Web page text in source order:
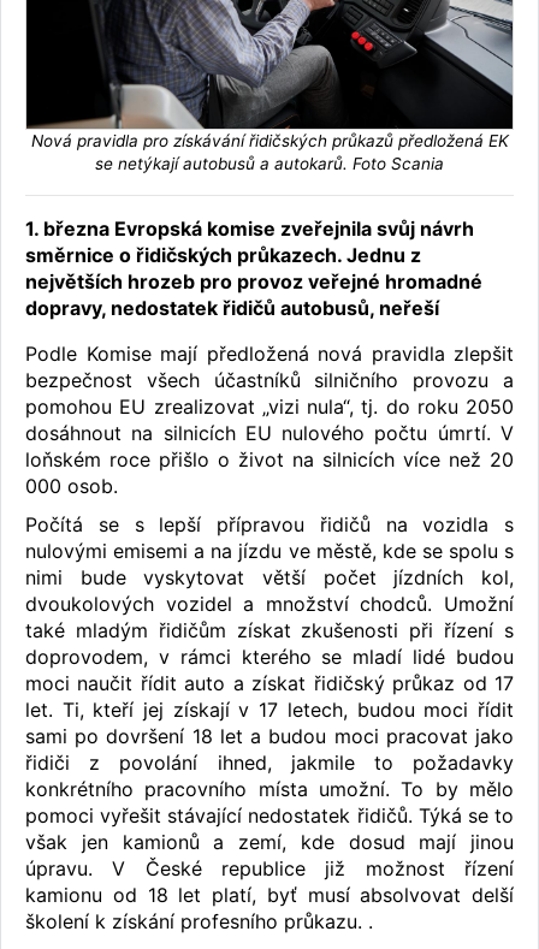
Nová pravidla pro získávání řidičských průkazů předložená EK
se netýkají autobusů a autokarů. Foto Scania
1. března Evropská komise zveřejnila svůj návrh
směrnice o řidičských průkazech. Jednu z
největších hrozeb pro provoz veřejné hromadné
dopravy, nedostatek řidičů autobusů, neřeší
Podle Komise mají předložená nová pravidla zlepšit
bezpečnost všech účastníků silničního provozu a
pomohou EU zrealizovat „vizi nula“, tj. do roku 2050
dosáhnout na silnicích EU nulového počtu úmrtí. V
loňském roce přišlo o život na silnicích více než 20
000 osob.
Počítá se s lepší přípravou řidičů na vozidla s
nulovými emisemi a na jízdu ve městě, kde se spolu s
nimi bude vyskytovat větší počet jízdních kol,
dvoukolových vozidel a množství chodců. Umožní
také mladým řidičům získat zkušenosti při řízení s
doprovodem, v rámci kterého se mladí lidé budou
moci naučit řídit auto a získat řidičský průkaz od 17
let. Ti, kteří jej získají v 17 letech, budou moci řídit
sami po dovršení 18 let a budou moci pracovat jako
řidiči z povolání ihned, jakmile to požadavky
konkrétního pracovního místa umožní. To by mělo
pomoci vyřešit stávající nedostatek řidičů. Týká se to
však jen kamionů a zemí, kde dosud mají jinou
úpravu. V České republice již možnost řízení
kamionu od 18 let platí, byť musí absolvovat delší
školení k získání profesního průkazu. .